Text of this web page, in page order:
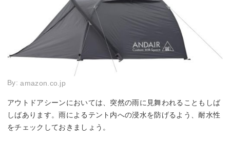
By:amazon.co.jp
アウトドアシーンにおいては、突然の雨に見舞われることもしば
しばあります。雨によるテント内への浸水を防げるよう、耐水性
をチェックしておきましょう。